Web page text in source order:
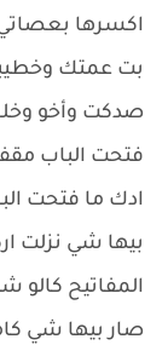
اكسرها بعصاتي
بت عمتك
صدكت وأخو
فتحت الباب
ادك ما فتحت
بيها شي نزلت
المفاتيح كالو
صار بيها شي